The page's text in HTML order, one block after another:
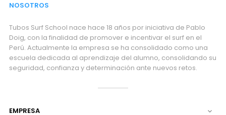
NOSOTROS
Tubos Surf School nace hace 18 años por iniciativa de Pablo
Doig, con la finalidad de promover e incentivar el surf en el
Perú. Actualmente la empresa se ha consolidado como una
escuela dedicada al aprendizaje del alumno, consolidando su
seguridad, confianza y determinación ante nuevos retos.
EMPRESA 